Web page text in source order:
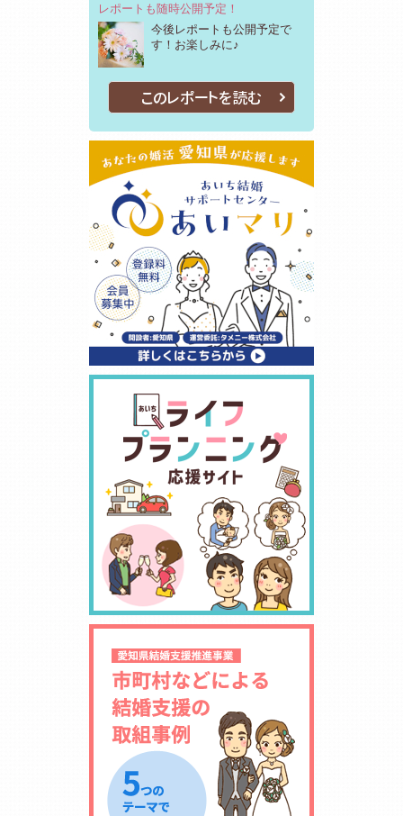
レポートも随時公開予定！
今後レポートも公開予定で
す！お楽しみに♪
このレポートを読む